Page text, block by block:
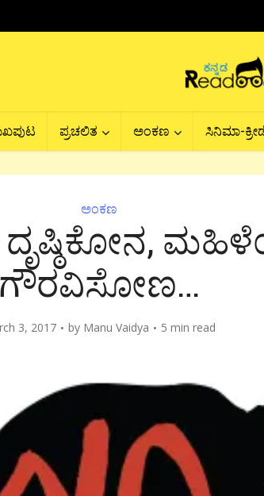
ಪ್ರಚಲಿತ ಅಂಕಣ ಸಿನಿಮಾ-
ಅಂಕಣ
ಗೌರವಿಸೋಣ…
3, 2017 by Manu Vaidya 5 min read